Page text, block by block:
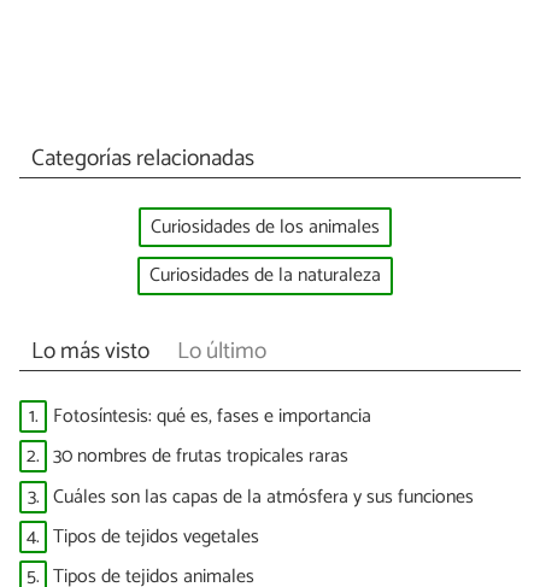
Categorías relacionadas
Curiosidades de los animales
Curiosidades de la naturaleza
Lo más visto Lo último
1. Fotosíntesis: qué es, fases e importancia
2. 30 nombres de frutas tropicales raras
3. Cuáles son las capas de la atmósfera y sus funciones
4. Tipos de tejidos vegetales
5. Tipos de tejidos animales